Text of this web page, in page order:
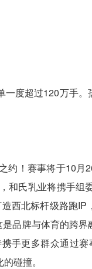
度超过120万手
约！赛事将于10月
和氏乳业将携手组
西北标杆级路跑
品牌与体育的跨
手更多群众通过赛
碰撞。